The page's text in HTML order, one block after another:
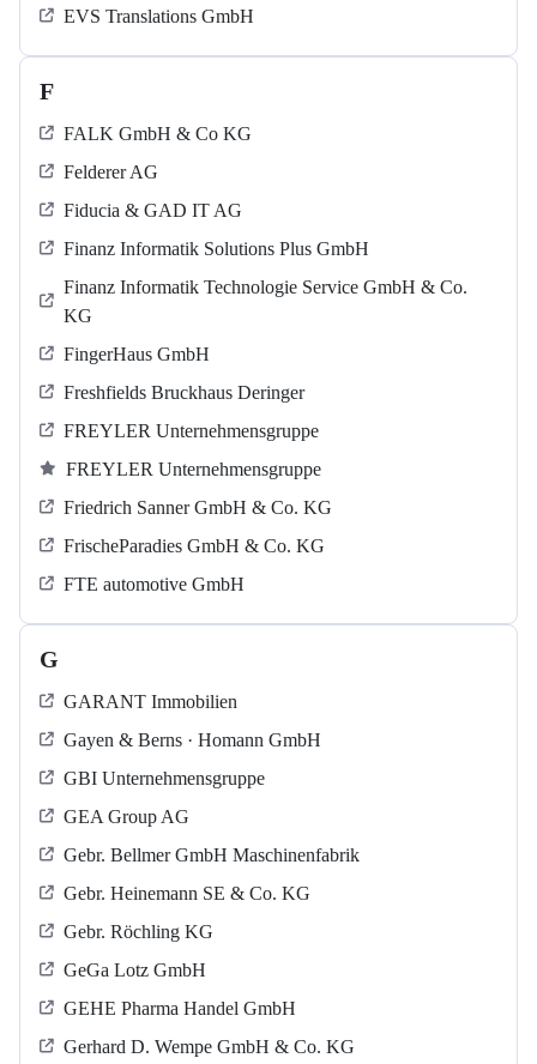
EVS Translations GmbH
F
FALK GmbH & Co KG
Felderer AG
Fiducia & GAD IT AG
Finanz Informatik Solutions Plus GmbH
Finanz Informatik Technologie Service GmbH & Co.
KG
FingerHaus GmbH
Freshfields Bruckhaus Deringer
FREYLER Unternehmensgruppe
FREYLER Unternehmensgruppe
Friedrich Sanner GmbH & Co. KG
FrischeParadies GmbH & Co. KG
FTE automotive GmbH
G
GARANT Immobilien
Gayen & Berns · Homann GmbH
GBI Unternehmensgruppe
GEA Group AG
Gebr. Bellmer GmbH Maschinenfabrik
Gebr. Heinemann SE & Co. KG
Gebr. Röchling KG
GeGa Lotz GmbH
GEHE Pharma Handel GmbH
Gerhard D. Wempe GmbH & Co. KG